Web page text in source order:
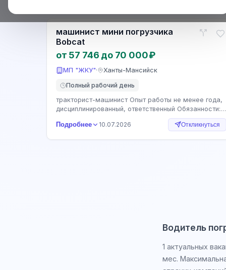
машинист мини погрузчика
Bobcat
от 57 746 до 70 000 ₽
МП "ЖКУ"· Ханты-Мансийск
Полный рабочий день
тракторист-машинист Опыт работы не менее года,
дисциплинированный, ответственный Обязанности:
Механизированная уборка придомовых территорий
многоквартирных домов
Подробнее 10.07.2026 Откликнуться
Водитель
1 актуальных
мес.